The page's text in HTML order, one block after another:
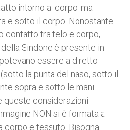
intorno al corpo, ma
e sotto il corpo. Nonostante
contatto tra telo e corpo,
della Sindone è presente in
essere a diretto
la punta del naso, sotto il
sopra e sotto le mani
queste considerazioni
NON si è formata a
corpo e tessuto. Bisogna